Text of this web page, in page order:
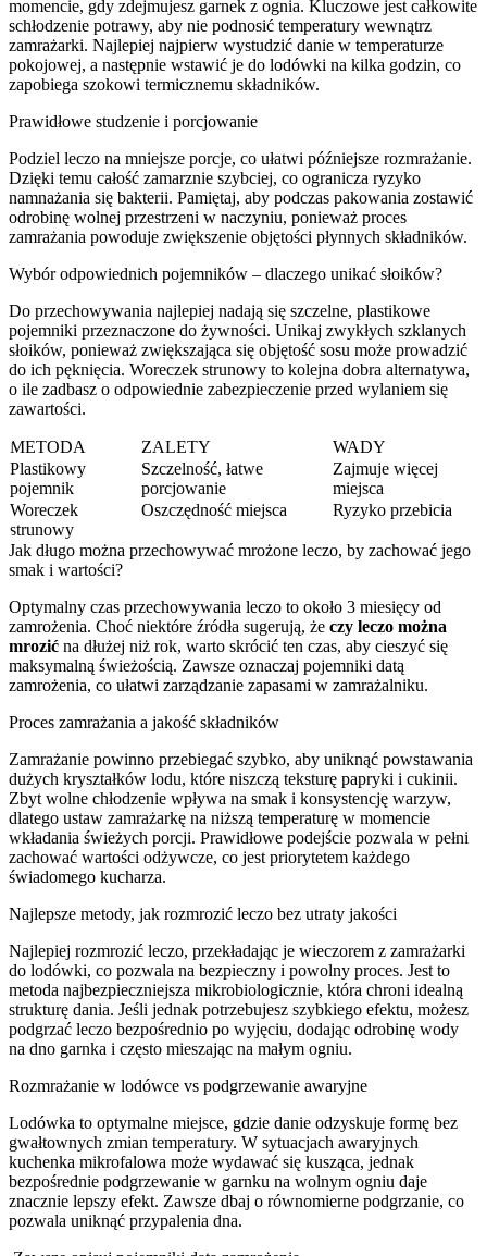
momencie, gdy zdejmujesz garnek z ognia. Kluczowe jest całkowite
schłodzenie potrawy, aby nie podnosić temperatury wewnątrz
zamrażarki. Najlepiej najpierw wystudzić danie w temperaturze
pokojowej, a następnie wstawić je do lodówki na kilka godzin, co
zapobiega szokowi termicznemu składników.
Prawidłowe studzenie i porcjowanie
Podziel leczo na mniejsze porcje, co ułatwi późniejsze rozmrażanie.
Dzięki temu całość zamarznie szybciej, co ogranicza ryzyko
namnażania się bakterii. Pamiętaj, aby podczas pakowania zostawić
odrobinę wolnej przestrzeni w naczyniu, ponieważ proces
zamrażania powoduje zwiększenie objętości płynnych składników.
Wybór odpowiednich pojemników – dlaczego unikać słoików?
Do przechowywania najlepiej nadają się szczelne, plastikowe
pojemniki przeznaczone do żywności. Unikaj zwykłych szklanych
słoików, ponieważ zwiększająca się objętość sosu może prowadzić
do ich pęknięcia. Woreczek strunowy to kolejna dobra alternatywa,
o ile zadbasz o odpowiednie zabezpieczenie przed wylaniem się
zawartości.
METODA ZALETY
WADY
Plastikowy
pojemnik
Szczelność, łatwe
porcjowanie
Zajmuje więcej
miejsca
Woreczek
strunowy
Oszczędność miejsca Ryzyko przebicia
Jak długo można przechowywać mrożone leczo, by zachować jego
smak i wartości?
Optymalny czas przechowywania leczo to około 3 miesięcy od
zamrożenia. Choć niektóre źródła sugerują, że czy leczo można
mrozić na dłużej niż rok, warto skrócić ten czas, aby cieszyć się
maksymalną świeżością. Zawsze oznaczaj pojemniki datą
zamrożenia, co ułatwi zarządzanie zapasami w zamrażalniku.
Proces zamrażania a jakość składników
Zamrażanie powinno przebiegać szybko, aby uniknąć powstawania
dużych kryształków lodu, które niszczą teksturę papryki i cukinii.
Zbyt wolne chłodzenie wpływa na smak i konsystencję warzyw,
dlatego ustaw zamrażarkę na niższą temperaturę w momencie
wkładania świeżych porcji. Prawidłowe podejście pozwala w pełni
zachować wartości odżywcze, co jest priorytetem każdego
świadomego kucharza.
Najlepsze metody, jak rozmrozić leczo bez utraty jakości
Najlepiej rozmrozić leczo, przekładając je wieczorem z zamrażarki
do lodówki, co pozwala na bezpieczny i powolny proces. Jest to
metoda najbezpieczniejsza mikrobiologicznie, która chroni idealną
strukturę dania. Jeśli jednak potrzebujesz szybkiego efektu, możesz
podgrzać leczo bezpośrednio po wyjęciu, dodając odrobinę wody
na dno garnka i często mieszając na małym ogniu.
Rozmrażanie w lodówce vs podgrzewanie awaryjne
Lodówka to optymalne miejsce, gdzie danie odzyskuje formę bez
gwałtownych zmian temperatury. W sytuacjach awaryjnych
kuchenka mikrofalowa może wydawać się kusząca, jednak
bezpośrednie podgrzewanie w garnku na wolnym ogniu daje
znacznie lepszy efekt. Zawsze dbaj o równomierne podgrzanie, co
pozwala uniknąć przypalenia dna.